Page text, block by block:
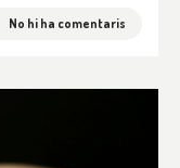
No hi ha comentaris